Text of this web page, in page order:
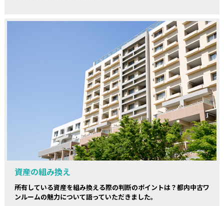
資産の組み換え
所有している資産を組み換える際の判断のポイントは？都内中古ワ
ンルームの魅力について語っていただきました。